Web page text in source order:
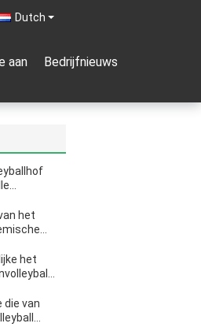
Dutch
aan Bedrijfnieuws
het
het
die van